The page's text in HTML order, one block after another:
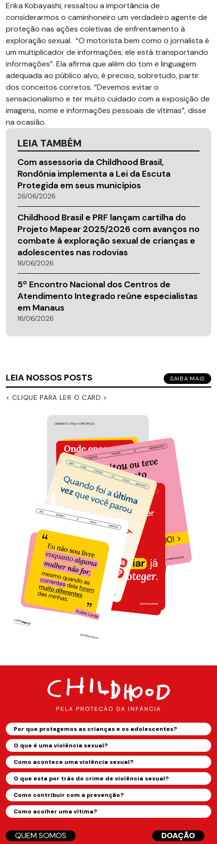
Erika Kobayashi, ressaltou a importância de
considerarmos o caminhoneiro um verdadeiro agente de
proteção nas ações coletivas de enfrentamento à
exploração sexual. “O motorista bem como o jornalista é
um multiplicador de informações; ele está transportando
informações”. Ela afirma que além do tom e linguagem
adequada ao público alvo, é preciso, sobretudo, partir
dos conceitos corretos. “Devemos evitar o
sensacionalismo e ter muito cuidado com a exposição de
imagens, nome e informações pessoais de vítimas”, disse
na ocasião.
LEIA TAMBÉM
Com assessoria da Childhood Brasil,
Rondônia implementa a Lei da Escuta
Protegida em seus municípios
26/06/2026
Childhood Brasil e PRF lançam cartilha do
Projeto Mapear 2025/2026 com avanços no
combate à exploração sexual de crianças e
adolescentes nas rodovias
16/06/2026
5º Encontro Nacional dos Centros de
Atendimento Integrado reúne especialistas
em Manaus
16/06/2026
LEIA NOSSOS POSTS SAIBA MAIS
< CLIQUE PARA LER O CARD >
Por que protegemos as crianças e os adolescentes?
O que é uma violência sexual?
Como acontece uma violência sexual?
O que esta por trás do crime de violência sexual?
Como contribuir com a prevenção?
Como acolher uma vítima?
QUEM SOMOS DOAÇÃO